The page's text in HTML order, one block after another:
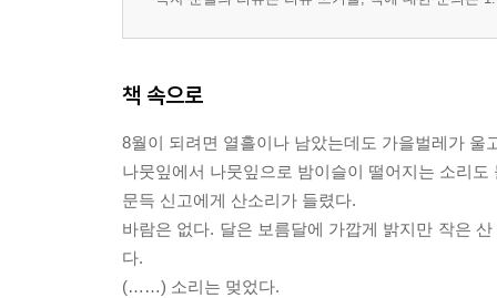
책 속으로
8월이 되려면 열흘이나 남았는데도 가을벌레가 울
나뭇잎에서 나뭇잎으로 밤이슬이 떨어지는 소리도
문득 신고에게 산소리가 들렸다.
바람은 없다. 달은 보름달에 가깝게 밝지만 작은
다.
(……) 소리는 멎었다.